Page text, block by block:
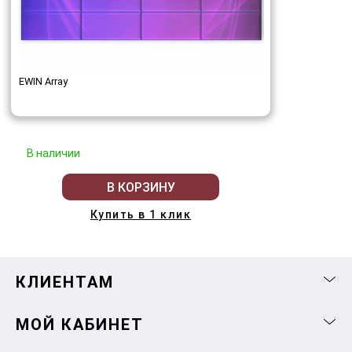
EWIN Array
В наличии
В КОРЗИНУ
Купить в 1 клик
КЛИЕНТАМ
МОЙ КАБИНЕТ